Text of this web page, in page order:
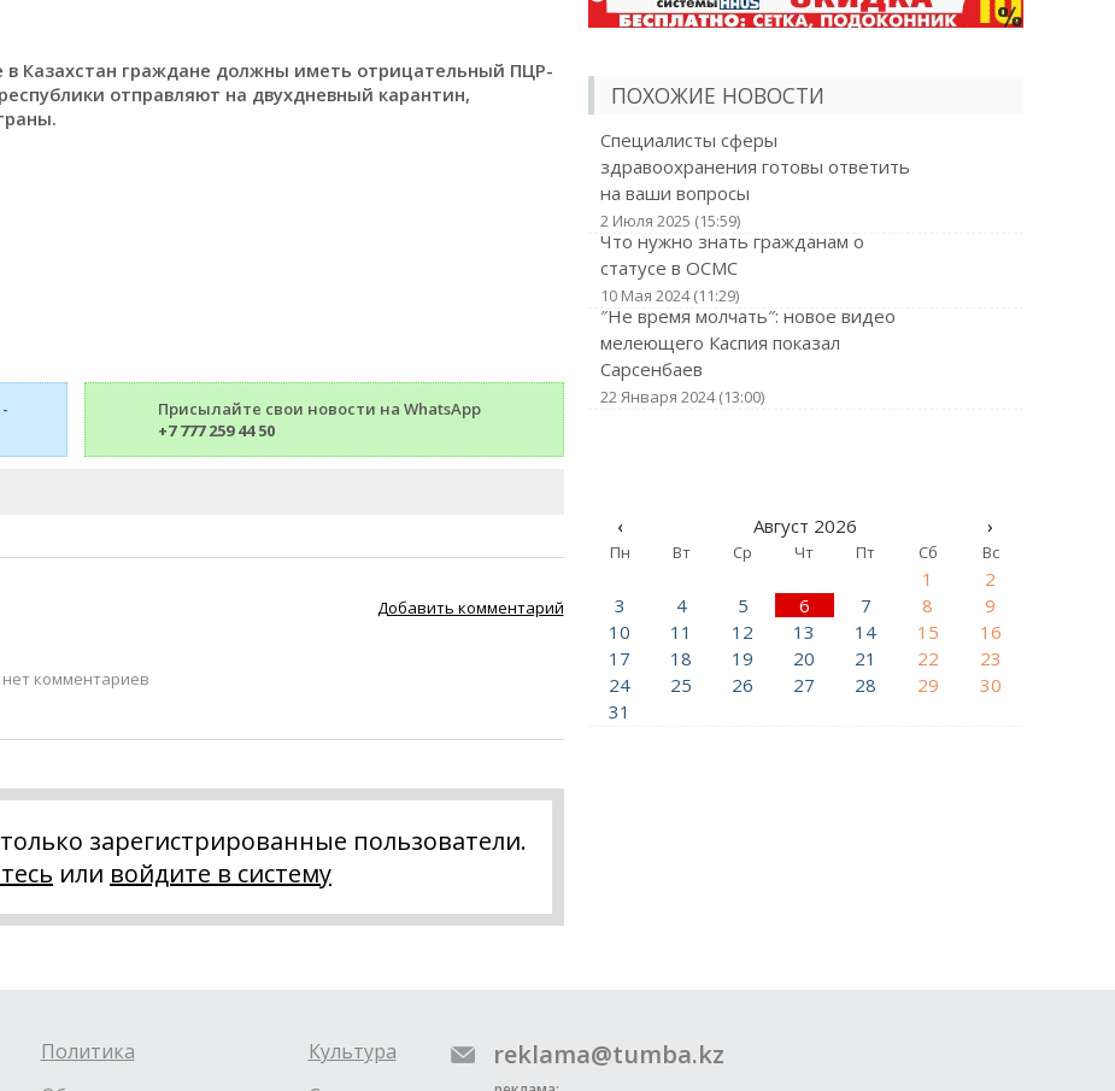
Казахстан граждане должны иметь отрицательный ПЦР-
отправляют на двухдневный карантин,
Присылайте свои новости на WhatsApp
+7 777 259 44 50
Добавить комментарий
нет комментариев
зарегистрированные пользователи.
или войдите в систему
ПОХОЖИЕ НОВОСТИ
Специалисты сферы
здравоохранения готовы ответить
на ваши вопросы
2 Июля 2025 (15:59)
Что нужно знать гражданам о
статусе в ОСМС
10 Мая 2024 (11:29)
″Не время молчать″: новое видео
мелеющего Каспия показал
Сарсенбаев
22 Января 2024 (13:00)
‹ Август 2026 ›
Пн Вт Ср Чт Пт Сб Вс
1
2
3
4 5 6 7 8
9
10
11 12 13 14 15
16
17
18 19 20 21 22
23
24
25 26 27 28 29
30
31
Политика
Культура
reklama@tumba.kz